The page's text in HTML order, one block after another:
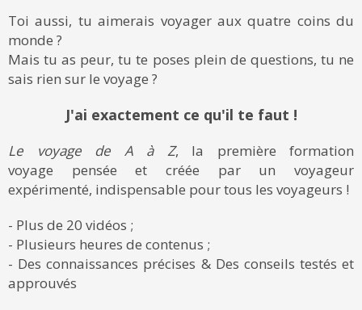
Toi aussi, tu aimerais voyager aux quatre coins du
monde ?
Mais tu as peur, tu te poses plein de questions, tu ne
sais rien sur le voyage ?
J'ai exactement ce qu'il te faut !
Le voyage de A à Z, la première formation
voyage pensée et créée par un voyageur
expérimenté, indispensable pour tous les voyageurs !
- Plus de 20 vidéos ;
- Plusieurs heures de contenus ;
- Des connaissances précises & Des conseils testés et
approuvés